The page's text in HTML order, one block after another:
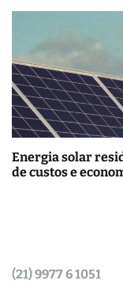
Energia solar
de custos e
(21) 9977 6 1051